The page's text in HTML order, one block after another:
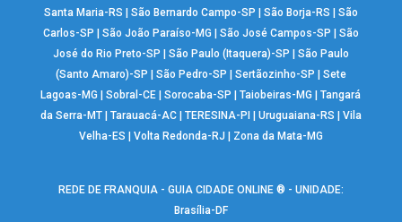
Santa Maria-RS
São Bernardo Campo-SP São Borja-RS
São
Carlos-SP
São João Paraíso-MG São José Campos-SP
São
José do Rio Preto-SP
São Paulo (Itaquera)-SP
São Paulo
(Santo Amaro)-SP
São Pedro-SP Sertãozinho-SP
Sete
Lagoas-MG
|Sobral-CE |Sorocaba-SP |Taiobeiras-MG |Tangará
da Serra-MT| Tarauacá-AC| TERESINA-PI Uruguaiana-RS
Vila
Velha-ES
Volta Redonda-RJ Zona da Mata-MG
REDE DE FRANQUIA - GUIA CIDADE ONLINE ® - UNIDADE:
Brasília-DF